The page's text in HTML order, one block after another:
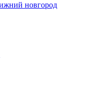
новгород